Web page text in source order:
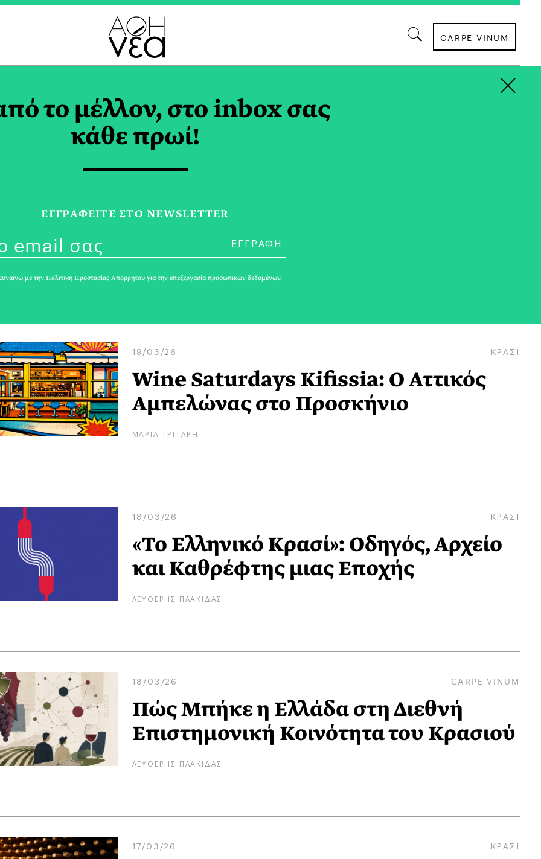
CARPE VINUM
TAG
ΛΩΡΑ ΑΡΓΥΡΟΠΟΥΛΟΥ
19/03/26 ΚΡΑΣΙ
Wine Saturdays Kifissia: O Αττικός
Αμπελώνας στο Προσκήνιο
ΜΑΡΙΑ ΤΡΙΤΑΡΗ
18/03/26 ΚΡΑΣΙ
«Το Ελληνικό Κρασί»: Οδηγός, Αρχείο
και Καθρέφτης μιας Εποχής
ΛΕΥΘΕΡΗΣ ΠΛΑΚΙΔΑΣ
18/03/26 CARPE VINUM
Πώς Μπήκε η Ελλάδα στη Διεθνή
Επιστημονική Κοινότητα του Κρασιού
ΛΕΥΘΕΡΗΣ ΠΛΑΚΙΔΑΣ
17/03/26 ΚΡΑΣΙ
το μέλλον, στο inbox σας
κάθε πρωί!
ΕΓΓPΑΦΕΙΤΕ ΣΤΟ NEWSLETTER
με την Πολιτική Προστασίας Απορρήτου για την επεξεργασία προσωπικών δεδομένων.
×